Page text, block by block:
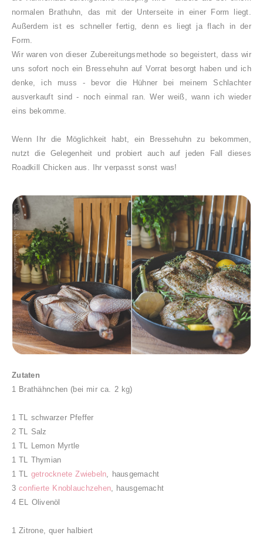
normalen Brathuhn, das mit der Unterseite in einer Form liegt.
Außerdem ist es schneller fertig, denn es liegt ja flach in der
Form.
Wir waren von dieser Zubereitungsmethode so begeistert, dass wir
uns sofort noch ein Bressehuhn auf Vorrat besorgt haben und ich
denke, ich muss - bevor die Hühner bei meinem Schlachter
ausverkauft sind - noch einmal ran. Wer weiß, wann ich wieder
eins bekomme.
Wenn Ihr die Möglichkeit habt, ein Bressehuhn zu bekommen,
nutzt die Gelegenheit und probiert auch auf jeden Fall dieses
Roadkill Chicken aus. Ihr verpasst sonst was!
Zutaten
1 Brathähnchen (bei mir ca. 2 kg)
1 TL schwarzer Pfeffer
2 TL Salz
1 TL Lemon Myrtle
1 TL Thymian
1 TL getrocknete Zwiebeln , hausgemacht
3confierte Knoblauchzehen , hausgemacht
4 EL Olivenöl
1 Zitrone, quer halbiert